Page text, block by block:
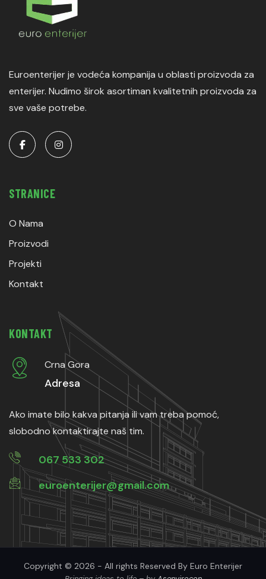
Euroenterijer je vodeća kompanija u oblasti proizvoda za
enterijer. Nudimo širok asortiman kvalitetnih proizvoda za
sve vaše potrebe.
STRANICE
O Nama
Proizvodi
Projekti
Kontakt
KONTAKT
Crna Gora
Adresa
Ako imate bilo kakva pitanja ili vam treba pomoć,
slobodno kontaktirajte naš tim.
067 533 302
euroenterijer@gmail.com
Copyright © 2026 - All rights Reserved By Euro Enterijer